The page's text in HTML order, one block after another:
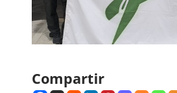
Compartir